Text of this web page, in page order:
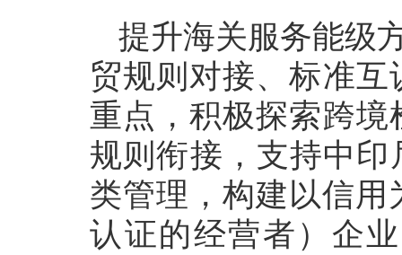
提升海关服务能级
贸规则对接、标准
重点，积极探索跨
规则衔接，支持中印
类管理，构建以信用
认证的经营者）企